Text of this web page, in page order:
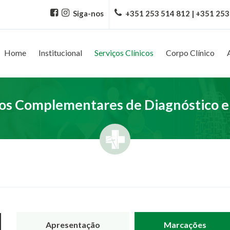
Siga-nos +351 253 514 812 | +351
Home Institucional Serviços Clínicos Corpo Clínico
Complementares de Diagnóstico
Apresentação Marcações